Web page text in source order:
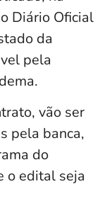
Diário Oficial
da
pela
vão ser
pela banca,
do
o edital seja